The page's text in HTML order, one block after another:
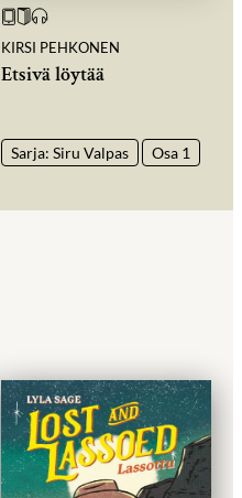
KIRSI PEHKONEN
Etsivä löytää
Sarja: Siru Valpas Osa 1